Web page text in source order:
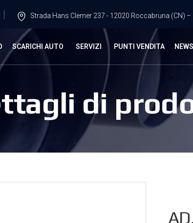
Strada Hans Clemer 237 - 12020 Roccabruna (CN) –
SCARICHI AUTO SERVIZI PUNTI VENDITA
di